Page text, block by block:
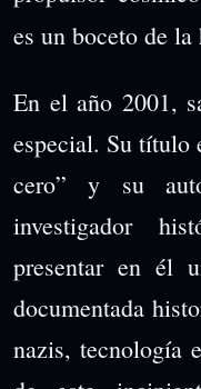
es un boceto de la
En el año 2001,
especial. Su título
cero” y su
investigador
presentar en él
documentada
nazis, tecnología